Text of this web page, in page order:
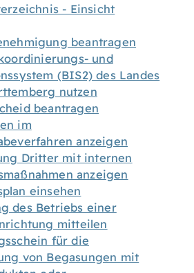
- Einsicht
beantragen
und
(BIS2) des Landes
nutzen
beantragen
im
anzeigen
Dritter mit internen
anzeigen
einsehen
des Betriebs einer
mitteilen
für die
von Begasungen mit